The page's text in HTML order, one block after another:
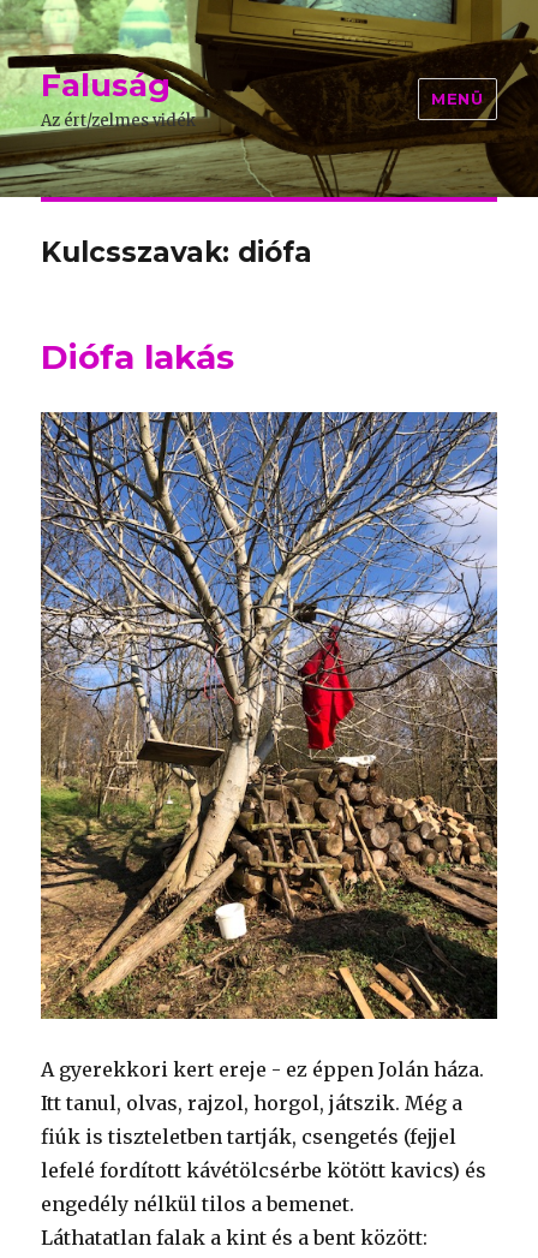
Faluság
Az ért/zelmes vidék
MENÜ
Kulcsszavak: diófa
Diófa lakás
A gyerekkori kert ereje - ez éppen Jolán háza.
Itt tanul, olvas, rajzol, horgol, játszik. Még a
fiúk is tiszteletben tartják, csengetés (fejjel
lefelé fordított kávétölcsérbe kötött kavics) és
engedély nélkül tilos a bemenet.
Láthatatlan falak a kint és a bent között: